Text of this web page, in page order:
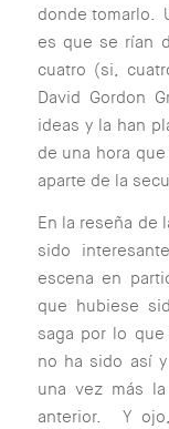
donde tomarlo.
es que se rían
cuatro (si,
David Gordon
ideas y la han
de una hora
aparte de la
En la reseña de
sido
escena en
que hubiese
saga por lo
no ha sido así
una vez más
anterior.Y